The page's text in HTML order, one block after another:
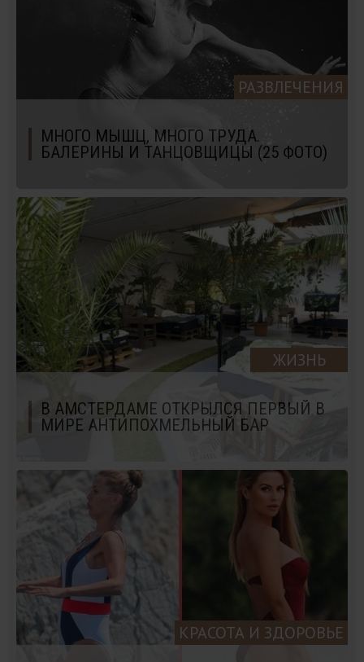
РАЗВЛЕЧЕНИЯ
МНОГО МЫШЦ, МНОГО ТРУДА.
БАЛЕРИНЫ И ТАНЦОВЩИЦЫ (25 ФОТО)
ЖИЗНЬ
В АМСТЕРДАМЕ ОТКРЫЛСЯ ПЕРВЫЙ В
МИРЕ АНТИПОХМЕЛЬНЫЙ БАР
КРАСОТА И ЗДОРОВЬЕ